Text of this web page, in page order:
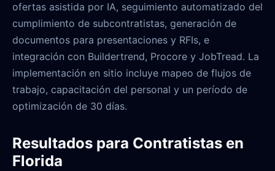
ofertas asistida por IA, seguimiento automatizado del
cumplimiento de subcontratistas, generación de
documentos para presentaciones y RFIs, e
integración con Buildertrend, Procore y JobTread. La
implementación en sitio incluye mapeo de flujos de
trabajo, capacitación del personal y un período de
optimización de 30 días.
Resultados para Contratistas en
Florida